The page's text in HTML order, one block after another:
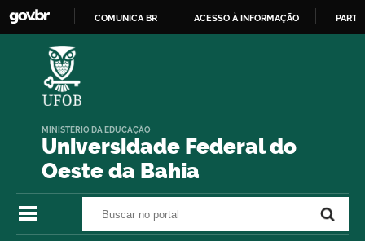
COMUNICA BR ACESSO À INFORMAÇÃO
Universidade Federal do
Oeste da Bahia
MINISTÉRIO DA EDUCAÇÃO